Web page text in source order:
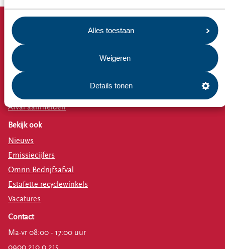
Alles toestaan
Weigeren
Details tonen
Scheidingsinstallatie Heerenveen - Medio 2028
Snel naar
Afvalkalender
Omrin Afvalapp
Milieustraat
Afspraak milieustraat
Afval aanmelden
Bekijk ook
Nieuws
Emissiecijfers
Omrin Bedrijfsafval
Estafette recyclewinkels
Vacatures
Contact
Ma-vr 08:00 - 17:00 uur
0900 210 0 215